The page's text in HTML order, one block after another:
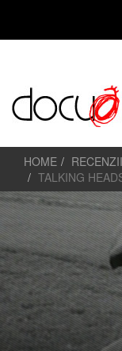
HOME
RECENZII
TALKING